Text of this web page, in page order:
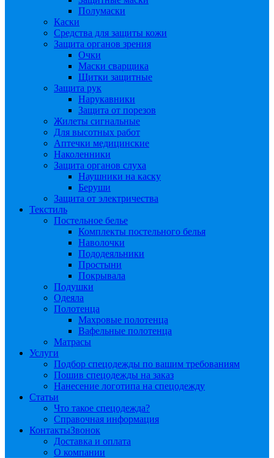
Полумаски
Каски
Средства для защиты кожи
Защита органов зрения
Очки
Маски сварщика
Щитки защитные
Защита рук
Нарукавники
Защита от порезов
Жилеты сигнальные
Для высотных работ
Аптечки медицинские
Наколенники
Защита органов слуха
Наушники на каску
Беруши
Защита от электричества
Текстиль
Постельное белье
Комплекты постельного белья
Наволочки
Пододеяльники
Простыни
Покрывала
Подушки
Одеяла
Полотенца
Махровые полотенца
Вафельные полотенца
Матрасы
Услуги
Подбор спецодежды по вашим требованиям
Пошив спецодежды на заказ
Нанесение логотипа на спецодежду
Статьи
Что такое спецодежда?
Справочная информация
КонтактыЗвонок
Доставка и оплата
О компании